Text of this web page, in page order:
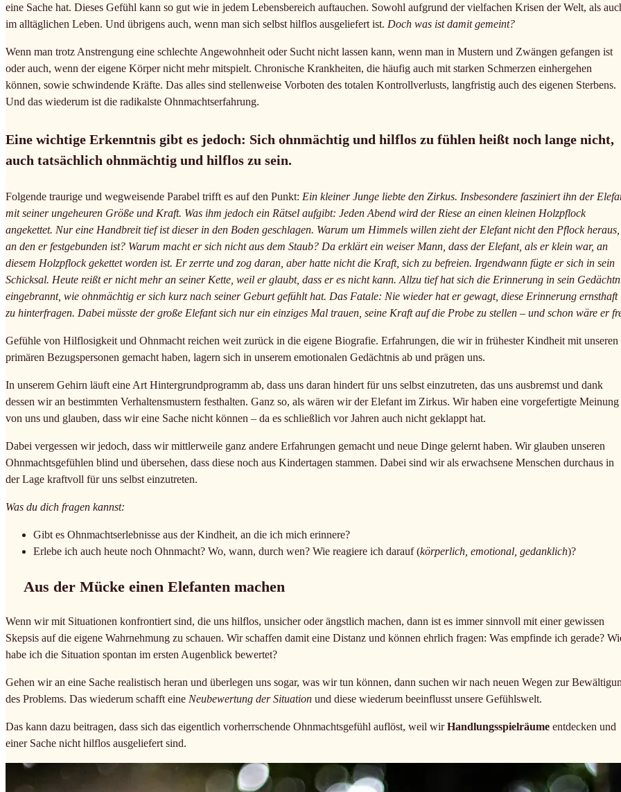
eine Sache hat. Dieses Gefühl kann so gut wie in jedem Lebensbereich auftauchen. Sowohl aufgrund der vielfachen Krisen der Welt, als
im alltäglichen Leben. Und übrigens auch, wenn man sich selbst hilflos ausgeliefert ist. Doch was ist damit gemeint?
Wenn man trotz Anstrengung eine schlechte Angewohnheit oder Sucht nicht lassen kann, wenn man in Mustern und Zwängen gefangen ist
oder auch, wenn der eigene Körper nicht mehr mitspielt. Chronische Krankheiten, die häufig auch mit starken Schmerzen einhergehen
können, sowie schwindende Kräfte. Das alles sind stellenweise Vorboten des totalen Kontrollverlusts, langfristig auch des eigenen Sterbens.
Und das wiederum ist die radikalste Ohnmachtserfahrung.
Eine wichtige Erkenntnis gibt es jedoch: Sich ohnmächtig und hilflos zu fühlen heißt noch lange nicht,
auch tatsächlich ohnmächtig und hilflos zu sein.
Folgende traurige und wegweisende Parabel trifft es auf den Punkt: Ein kleiner Junge liebte den Zirkus. Insbesondere fasziniert ihn der
mit seiner ungeheuren Größe und Kraft. Was ihm jedoch ein Rätsel aufgibt: Jeden Abend wird der Riese an einen kleinen Holzpflock
angekettet. Nur eine Handbreit tief ist dieser in den Boden geschlagen. Warum um Himmels willen zieht der Elefant nicht den Pflock heraus,
an den er festgebunden ist? Warum macht er sich nicht aus dem Staub? Da erklärt ein weiser Mann, dass der Elefant, als er klein war, an
diesem Holzpflock gekettet worden ist. Er zerrte und zog daran, aber hatte nicht die Kraft, sich zu befreien. Irgendwann fügte er sich in sein
Schicksal. Heute reißt er nicht mehr an seiner Kette, weil er glaubt, dass er es nicht kann. Allzu tief hat sich die Erinnerung in sein
eingebrannt, wie ohnmächtig er sich kurz nach seiner Geburt gefühlt hat. Das Fatale: Nie wieder hat er gewagt, diese Erinnerung ernsthaft
zu hinterfragen. Dabei müsste der große Elefant sich nur ein einziges Mal trauen, seine Kraft auf die Probe zu stellen – und schon wäre er
Gefühle von Hilflosigkeit und Ohnmacht reichen weit zurück in die eigene Biografie. Erfahrungen, die wir in frühester Kindheit mit unseren
primären Bezugspersonen gemacht haben, lagern sich in unserem emotionalen Gedächtnis ab und prägen uns.
In unserem Gehirn läuft eine Art Hintergrundprogramm ab, dass uns daran hindert für uns selbst einzutreten, das uns ausbremst und dank
dessen wir an bestimmten Verhaltensmustern festhalten. Ganz so, als wären wir der Elefant im Zirkus. Wir haben eine vorgefertigte Meinung
von uns und glauben, dass wir eine Sache nicht können – da es schließlich vor Jahren auch nicht geklappt hat.
Dabei vergessen wir jedoch, dass wir mittlerweile ganz andere Erfahrungen gemacht und neue Dinge gelernt haben. Wir glauben unseren
Ohnmachtsgefühlen blind und übersehen, dass diese noch aus Kindertagen stammen. Dabei sind wir als erwachsene Menschen durchaus in
der Lage kraftvoll für uns selbst einzutreten.
Was du dich fragen kannst:
Gibt es Ohnmachtserlebnisse aus der Kindheit, an die ich mich erinnere?
Erlebe ich auch heute noch Ohnmacht? Wo, wann, durch wen? Wie reagiere ich darauf (körperlich, emotional, gedanklich)?
Aus der Mücke einen Elefanten machen
Wenn wir mit Situationen konfrontiert sind, die uns hilflos, unsicher oder ängstlich machen, dann ist es immer sinnvoll mit einer gewissen
Skepsis auf die eigene Wahrnehmung zu schauen. Wir schaffen damit eine Distanz und können ehrlich fragen: Was empfinde ich gerade?
habe ich die Situation spontan im ersten Augenblick bewertet?
Gehen wir an eine Sache realistisch heran und überlegen uns sogar, was wir tun können, dann suchen wir nach neuen Wegen zur
des Problems. Das wiederum schafft eine Neubewertung der Situation und diese wiederum beeinflusst unsere Gefühlswelt.
Das kann dazu beitragen, dass sich das eigentlich vorherrschende Ohnmachtsgefühl auflöst, weil wirHandlungsspielräume entdecken und
einer Sache nicht hilflos ausgeliefert sind.